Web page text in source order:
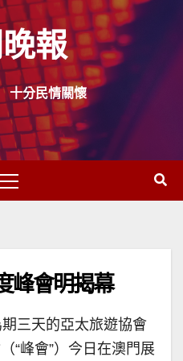
報
十分民情關懷
峰會明揭幕
期三天的亞太旅遊協會
“峰會”）今日在澳門展